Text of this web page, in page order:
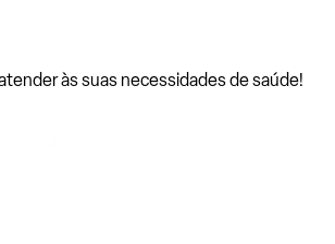
às suas necessidades de saúde!